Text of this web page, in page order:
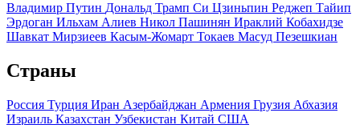
Владимир Путин Дональд Трамп Си Цзиньпин Реджеп Тайип
Эрдоган Ильхам Алиев Никол Пашинян Ираклий Кобахидзе
Шавкат Мирзиеев Касым-Жомарт Токаев Масуд Пезешкиан
Страны
Россия Турция Иран Азербайджан Армения Грузия Абхазия
Израиль Казахстан Узбекистан Китай США